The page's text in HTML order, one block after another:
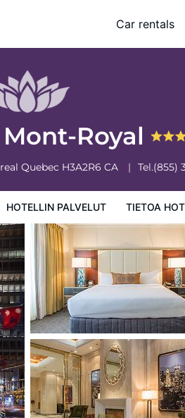
Car rentals
Royal
Quebec H3A2R6 CA Tel.(855)
HOTELLIN PALVELUT TIETOA